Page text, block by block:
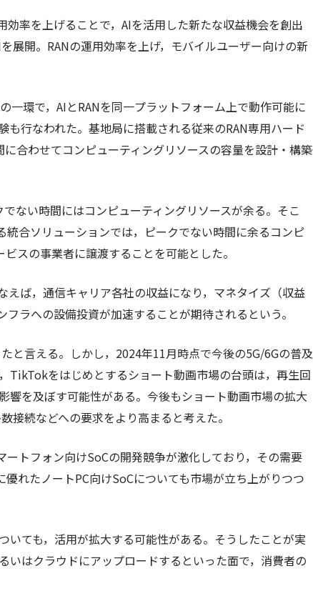
効率を上げることで，AIを活用した新たな収益機会を創出
展開。RANの運用効率を上げ，モバイルユーザー向けの新
一環で，AIとRANを同一プラットフォーム上で動作可能に
行なわれた。​基地局に搭載される従来のRAN専用ハード
合わせてコンピューティングリソースの容量を設計・構築
ない時間にはコンピューティングリソースが余る。そこ
合ソリューションでは，ピークでない時間に余るコンピ
スの事業者に譲渡することを可能とした。
ば，通信キャリア各社の収益になり，マネタイズ（収益
ラへの設備投資が加速することが期待されるという。
と言える。しかし，2024年11月時点で今後の5G/6Gの普及
TikTokをはじめとするショート動画市場の台頭は，再生回
を及ぼす可能性がある。今後もショート動画市場の拡大
接続などへの要求をより高まると考えた。
トフォン向けSoCの開発競争が激化しており，その需要
れたノートPC向けSoCについても市場が立ち上がりつつ
ても，活用が拡大する可能性がある。そうしたことが実
はクラウドにアップロードするといった面で，消費者の